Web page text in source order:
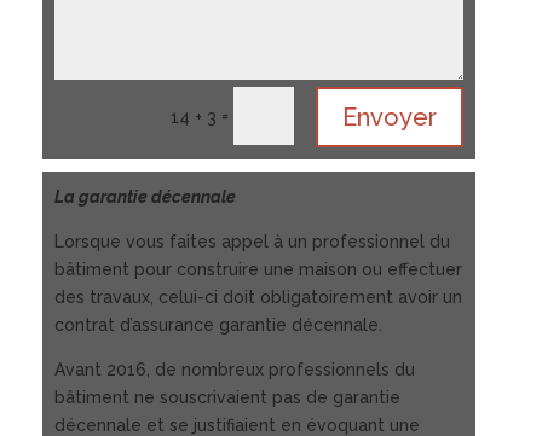
14 + 3 = Envoyer
La garantie décennale
Lorsque vous faites appel à un professionnel du
bâtiment pour construire une maison ou effectuer
des travaux, celui-ci doit obligatoirement avoir un
contrat d’assurance garantie décennale.
Avant 2016, de nombreux professionnels du
bâtiment ne souscrivaient pas de garantie
décennale et se justifiaient en évoquant une